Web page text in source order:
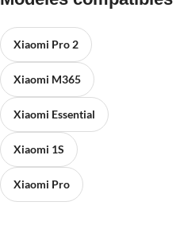
Xiaomi Pro 2
Xiaomi M365
Xiaomi Essential
Xiaomi 1S
Xiaomi Pro